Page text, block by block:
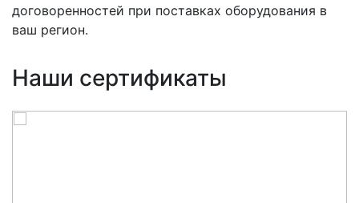
договоренностей при поставках оборудования в
ваш регион.
Наши сертификаты